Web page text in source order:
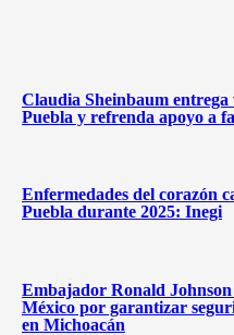
Claudia Sheinbaum entrega
Puebla y refrenda apoyo a
Enfermedades del corazón
Puebla durante 2025: Inegi
Embajador Ronald
México por garantizar
en Michoacán